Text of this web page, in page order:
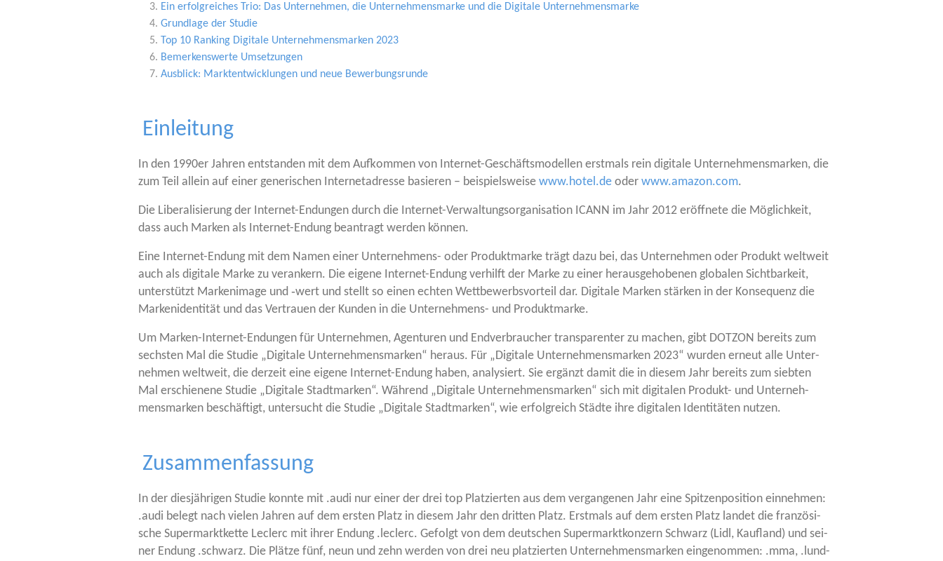
Ein erfolg­rei­ches Trio: Das Unter­neh­men, die Unter­neh­mens­mar­ke und die Digi­ta­le Unternehmensmarke
Grund­la­ge der Studie
Top 10 Ran­king Digi­ta­le Unter­neh­mens­mar­ken 2023
Bemer­kens­wer­te Umsetzungen
Aus­blick: Markt­ent­wick­lun­gen und neue Bewerbungsrunde
Einleitung
In den 1990er Jah­ren ent­stan­den mit dem Auf­kom­men von Inter­net-Geschäfts­mo­del­len erst­mals rein digi­ta­le Unter­neh­mens­mar­ken, die
zum Teil allein auf einer gene­ri­schen Inter­net­adres­se basie­ren – bei­spiels­wei­se www.hotel.de oder www.amazon.com.
Die Libe­ra­li­sie­rung der Inter­net-Endun­gen durch die Inter­net-Ver­wal­tungs­or­ga­ni­sa­ti­on ICANN im Jahr 2012 eröff­ne­te die Mög­lich­keit,
dass auch Mar­ken als Inter­net-Endung bean­tragt wer­den können.
Eine Inter­net-Endung mit dem Namen einer Unter­neh­mens- oder Pro­dukt­mar­ke trägt dazu bei, das Unter­neh­men oder Pro­dukt welt­weit
auch als digi­ta­le Mar­ke zu ver­an­kern. Die eige­ne Inter­net-Endung ver­hilft der Mar­ke zu einer her­aus­ge­ho­be­nen glo­ba­len Sicht­bar­keit,
unter­stützt Mar­ken­image und ‑wert und stellt so einen ech­ten Wett­be­werbs­vor­teil dar. Digi­ta­le Mar­ken stär­ken in der Kon­se­quenz die
Mar­ken­iden­ti­tät und das Ver­trau­en der Kun­den in die Unter­neh­mens- und Produktmarke.
Um Mar­ken-Inter­net-Endun­gen für Unter­neh­men, Agen­tu­ren und End­ver­brau­cher trans­pa­ren­ter zu machen, gibt DOTZON bereits zum
sechs­ten Mal die Stu­die „Digi­ta­le Unter­neh­mens­mar­ken“ her­aus. Für „Digi­ta­le Unter­neh­mens­mar­ken 2023“ wur­den erneut alle Unter­
neh­men welt­weit, die der­zeit eine eige­ne Inter­net-Endung haben, ana­ly­siert. Sie ergänzt damit die in die­sem Jahr bereits zum sieb­ten
Mal erschie­ne­ne Stu­die „Digi­ta­le Stadt­mar­ken“. Wäh­rend „Digi­ta­le Unter­neh­mens­mar­ken“ sich mit digi­ta­len Pro­dukt- und Unter­neh­
mens­mar­ken beschäf­tigt, unter­sucht die Stu­die „Digi­ta­le Stadt­mar­ken“, wie erfolg­reich Städ­te ihre digi­ta­len Iden­ti­tä­ten nutzen.
Zusammenfassung
In der dies­jäh­ri­gen Stu­die konn­te mit .audi nur einer der drei top Plat­zier­ten aus dem ver­gan­ge­nen Jahr eine Spit­zen­po­si­ti­on ein­neh­men:
.audi belegt nach vie­len Jah­ren auf dem ers­ten Platz in die­sem Jahr den drit­ten Platz. Erst­mals auf dem ers­ten Platz lan­det die fran­zö­si­
sche Super­markt­ket­te Leclerc mit ihrer Endung .leclerc. Gefolgt von dem deut­schen Super­markt­kon­zern Schwarz (Lidl, Kauf­land) und sei­
ner Endung .schwarz. Die Plät­ze fünf, neun und zehn wer­den von drei neu plat­zier­ten Unter­neh­mens­mar­ken ein­ge­nom­men: .mma, .lund­